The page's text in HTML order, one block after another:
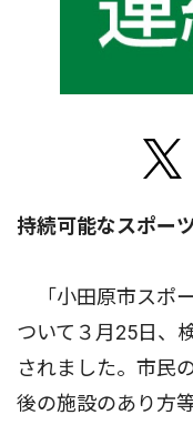
持続可能なスポー
「小田原市スポ
ついて３月25日、
されました。市民
後の施設のあり方